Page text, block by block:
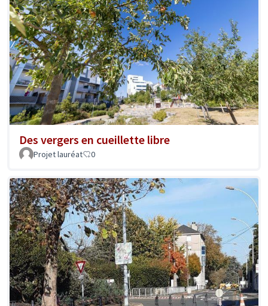
Des vergers en cueillette libre
Projet lauréat 0